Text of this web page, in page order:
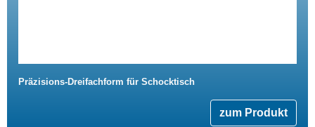
Präzisions-Dreifachform für Schocktisch
zum Produkt